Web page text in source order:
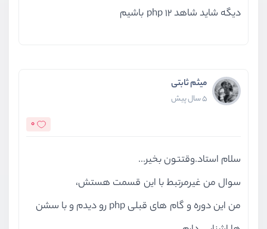
دیگه شاید شاهد php 12 باشیم
میثم ثابتی
5 سال پیش
0
سلام استاد.وقتتون بخیر...
سوال من غیرمرتبط با این قسمت هستش،
من این دوره و گام های قبلی php رو دیدم و با سشن